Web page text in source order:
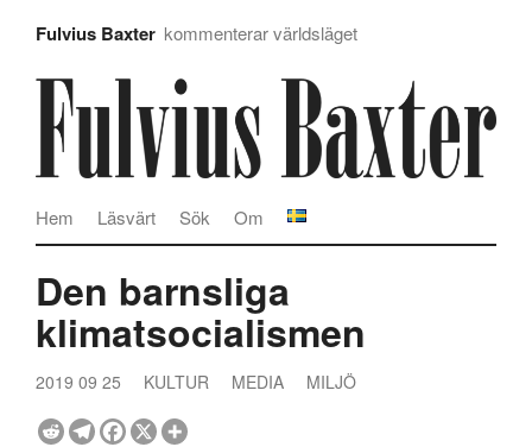
Fulvius Baxter kommenterar världsläget
Om
Sök
Läsvärt
Hem
Den barnsliga
klimatsocialismen
2019 09 25 KULTUR MEDIA MILJÖ